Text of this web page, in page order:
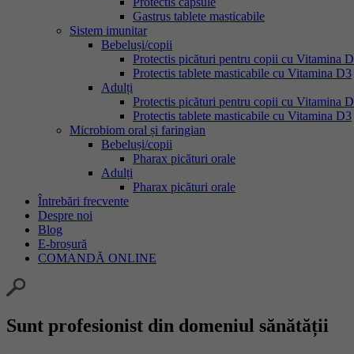
Gastrus tablete masticabile
Sistem imunitar
Bebeluși/copii
Protectis picături pentru copii cu Vitamina
Protectis tablete masticabile cu Vitamina D3
Adulți
Protectis picături pentru copii cu Vitamina
Protectis tablete masticabile cu Vitamina D3
Microbiom oral și faringian
Bebeluși/copii
Pharax picături orale
Adulți
Pharax picături orale
Întrebări frecvente
Despre noi
Blog
E-broșură
COMANDĂ ONLINE
Sunt profesionist din domeniul sănătății